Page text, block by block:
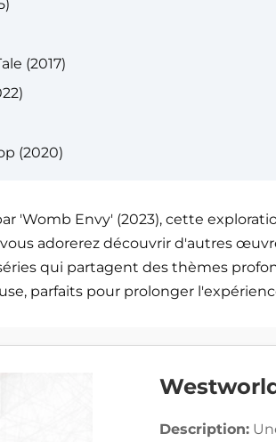
(2017)
(2020)
'Womb Envy' (2023), cette
adorerez découvrir d'autres
qui partagent des thèmes
parfaits pour prolonger
Description: